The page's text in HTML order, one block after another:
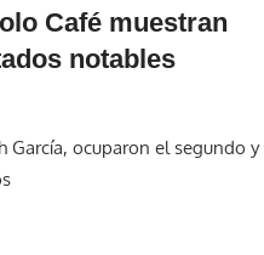
Café muestran
notables
García, ocuparon el segundo y